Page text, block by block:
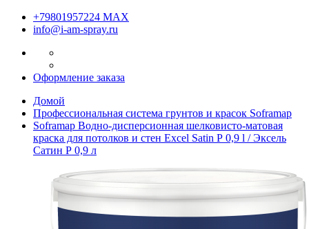
+79801957224 МАХ
info@i-am-spray.ru
Оформление заказа
Домой
Профессиональная система грунтов и красок Soframap
Soframap Водно-дисперсионная шелковисто-матовая
краска для потолков и стен Excel Satin Р 0,9 l / Эксель
Сатин Р 0,9 л